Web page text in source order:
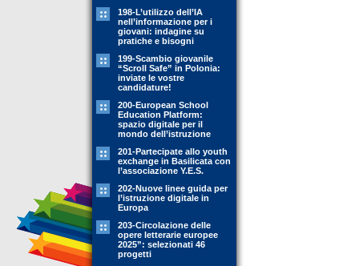
198-L’utilizzo dell’IA
nell’informazione per i
giovani: indagine su
pratiche e bisogni
199-Scambio giovanile
“Scroll Safe” in Polonia:
inviate le vostre
candidature!
200-European School
Education Platform:
spazio digitale per il
mondo dell’istruzione
201-Partecipate allo youth
exchange in Basilicata con
l’associazione Y.E.S.
202-Nuove linee guida per
l’istruzione digitale in
Europa
203-Circolazione delle
opere letterarie europee
2025”: selezionati 46
progetti